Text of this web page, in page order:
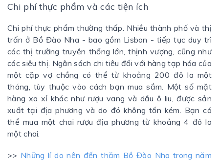
Chi phí thực phẩm và các tiện ích
Chi phí thực phẩm thường thấp. Nhiều thành phố và thị
trấn ở Bồ Đào Nha - bao gồm Lisbon - tiếp tục duy trì
các thị trường truyền thống lớn, thịnh vượng, cũng như
các siêu thị. Ngân sách chi tiêu đối với hàng tạp hóa của
một cặp vợ chồng có thể từ khoảng 200 đô la một
tháng, tùy thuộc vào cách bạn mua sắm. Một số mặt
hàng xa xỉ khác như rượu vang và dầu ô liu, được sản
xuất tại địa phương và do đó không tốn kém. Bạn có
thể mua một chai rượu địa phương từ khoảng 4 đô la
một chai.
>> Những lí do nên đến thăm Bồ Đào Nha trong năm